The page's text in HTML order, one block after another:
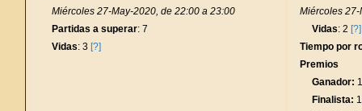
Miércoles 27-May-2020, de 22:00 a 23:00
Partidas a superar: 7
Vidas: 3 [?]
Miércoles
Vidas: 2 [?]
Tiempo por
Premios
Ganador:
Finalista: